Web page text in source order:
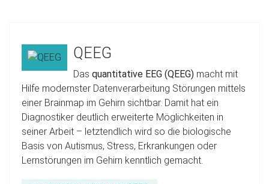
QEEG
Das quantitative EEG (QEEG) macht mit
Hilfe modernster Datenverarbeitung Störungen mittels
einer Brainmap im Gehirn sichtbar. Damit hat ein
Diagnostiker deutlich erweiterte Möglichkeiten in
seiner Arbeit – letztendlich wird so die biologische
Basis von Autismus, Stress, Erkrankungen oder
Lernstörungen im Gehirn kenntlich gemacht.